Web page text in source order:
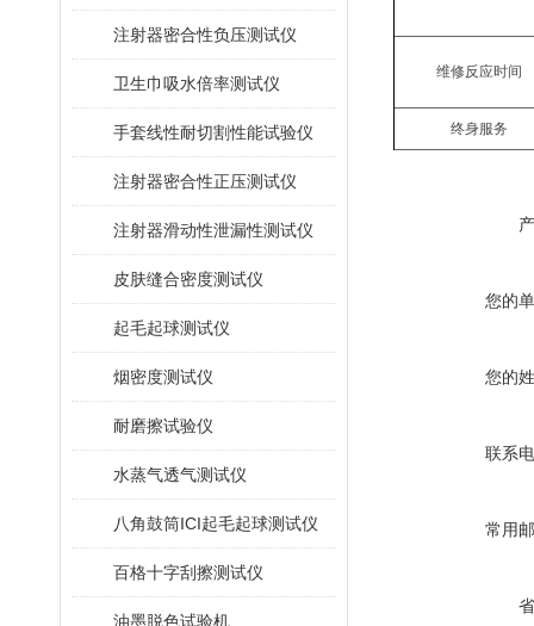
注射器密合性负压测试仪
卫生巾吸水倍率测试仪
手套线性耐切割性能试验仪
注射器密合性正压测试仪
注射器滑动性泄漏性测试仪
皮肤缝合密度测试仪
起毛起球测试仪
烟密度测试仪
耐磨擦试验仪
水蒸气透气测试仪
八角鼓筒ICI起毛起球测试仪
百格十字刮擦测试仪
油墨脱色试验机
维修反应时间
终身服务
您的
您的
联系
常用